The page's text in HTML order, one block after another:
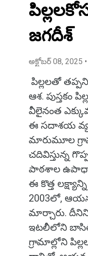
జగదీశ్
అక్టోబర్ 08, 2025
పిల్లలతో
ఆశ. పుస్తకం
వీలైనంత
ఈ సదాశయ
మారుమూల
చదివిస్తున్న
పాఠశాల
ఈ కొత్త
2003లో,
మార్చారు.
ఇటలీలోని
గ్రామాల్లోని